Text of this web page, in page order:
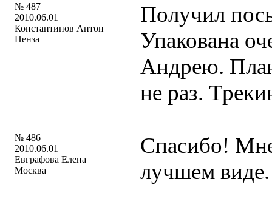
№ 487
2010.06.01
Константинов Антон
Пенза
Получил
Упакована
Андрею.
не раз.
№ 486
2010.06.01
Евграфова Елена
Москва
Спасибо!
лучшем виде.